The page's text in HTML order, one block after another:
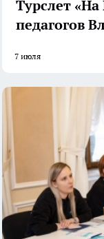
Турслет
педагогов
7 июля